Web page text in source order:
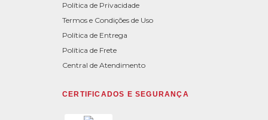
Política de Privacidade
Termos e Condições de Uso
Política de Entrega
Política de Frete
Central de Atendimento
CERTIFICADOS E SEGURANÇA